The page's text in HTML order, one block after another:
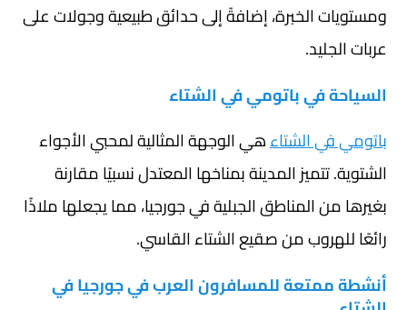
ومستويات الخبرة، إضافةً إلى حدائق طبيعية وجولات على
عربات الجليد.
السياحة في باتومي في الشتاء
باتومي في الشتاءهي الوجهة المثالية لمحبي الأجواء
الشتوية. تتميز المدينة بمناخها المعتدل نسبيًا مقارنة
بغيرها من المناطق الجبلية في جورجيا، مما يجعلها ملاذًا
رائعًا للهروب من صقيع الشتاء القاسي.
أنشطة ممتعة للمسافرون العرب في جورجيا في